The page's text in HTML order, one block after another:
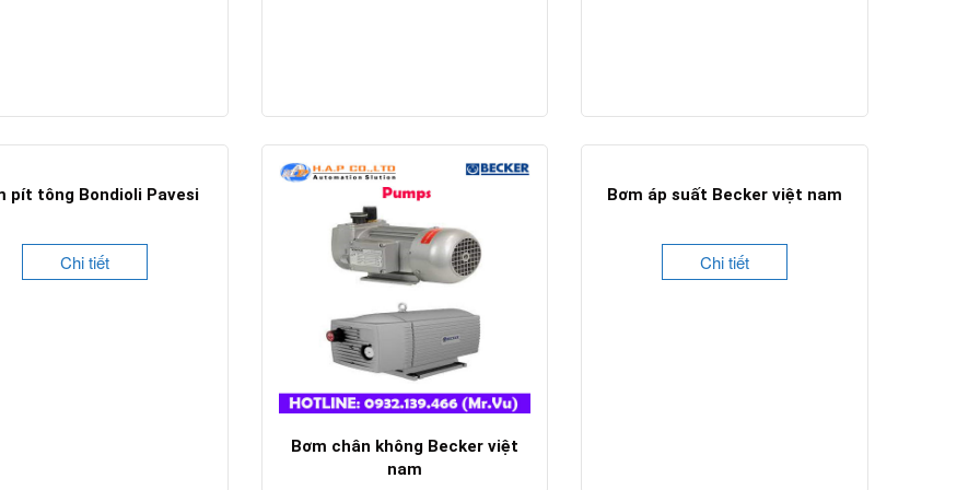
pít tông Bondioli Pavesi
Chi tiết
Bơm chân không Becker việt
nam
Bơm áp suất Becker việt nam
Chi tiết